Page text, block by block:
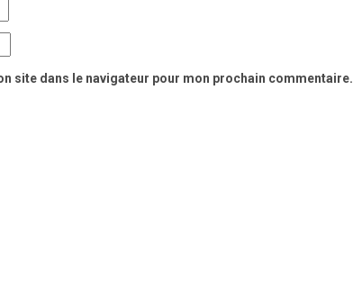
site dans le navigateur pour mon prochain commentaire.